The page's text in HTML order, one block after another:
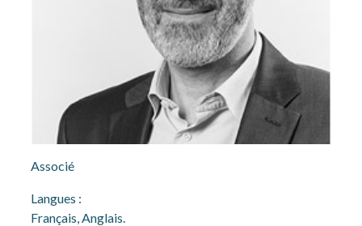
Associé
Langues :
Français, Anglais.